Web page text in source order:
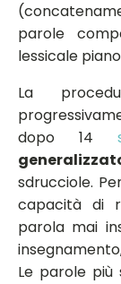
parole
lessicale
La
dopo 14
sdrucciole.
capacità di
parola mai
Le parole più